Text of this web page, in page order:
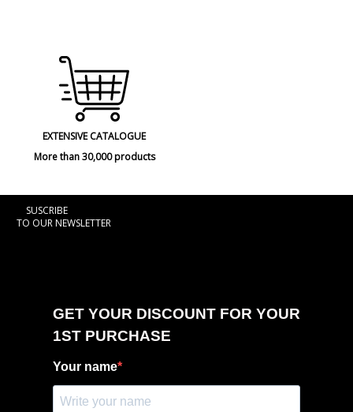
EXTENSIVE CATALOGUE
More than 30,000 products
SUSCRIBE
TO OUR NEWSLETTER